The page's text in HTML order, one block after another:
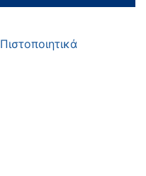
Πιστοποιητικά